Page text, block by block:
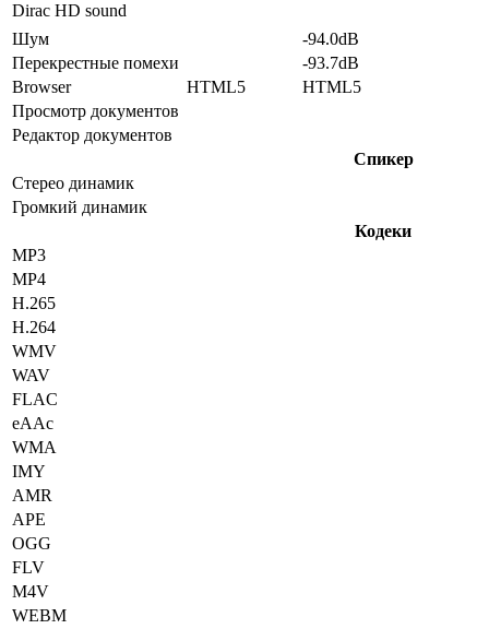
Dirac HD sound
Шум
-94.0dB
Перекрестные помехи
-93.7dB
Browser
HTML5
HTML5
Просмотр документов
Редактор документов
Спикер
Стерео динамик
Громкий динамик
Кодеки
MP3
MP4
H.265
H.264
WMV
WAV
FLAC
eAAc
WMA
IMY
AMR
APE
OGG
FLV
M4V
WEBM